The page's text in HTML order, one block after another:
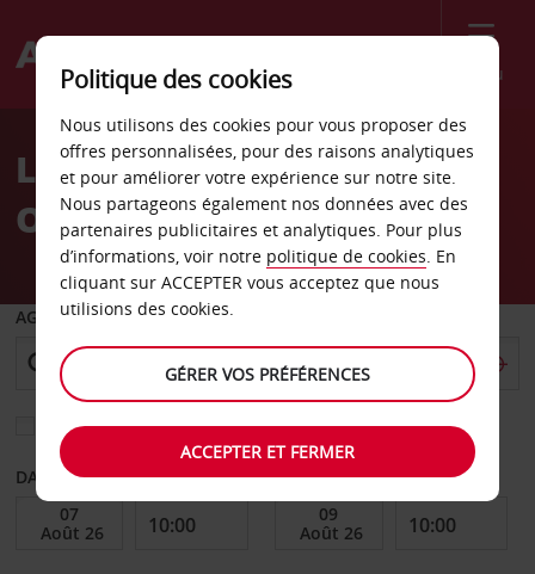
Menu
Welcome
AvisLocation de voiture
Orvieto
AGENCE DE DÉPART
Sélectionnez une autre agence de retour
DATE DE DÉBUT DATE DE FIN
Politique des cookies
Nous utilisons des cookies pour vous proposer des
offres personnalisées, pour des raisons analytiques
et pour améliorer votre expérience sur notre site.
Nous partageons également nos données avec des
partenaires publicitaires et analytiques. Pour plus
d’informations, voir notre politique de cookies. En
cliquant sur ACCEPTER vous acceptez que nous
utilisions des cookies.
GÉRER VOS PRÉFÉRENCES
ACCEPTER ET FERMER